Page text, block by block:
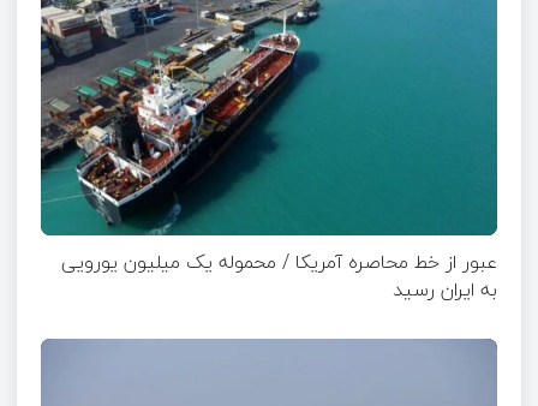
عبور از خط محاصره آمریکا / محموله یک میلیون یورویی
به ایران رسید